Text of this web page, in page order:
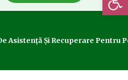
Asistență Și Recuperare Pentru